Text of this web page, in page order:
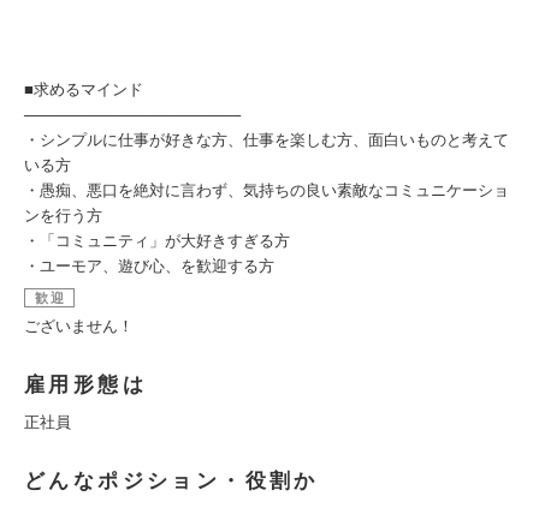
■求めるマインド
────────────────────
・シンプルに仕事が好きな方、仕事を楽しむ方、面白いものと考えて
いる方
・愚痴、悪口を絶対に言わず、気持ちの良い素敵なコミュニケーショ
ンを行う方
・「コミュニティ」が大好きすぎる方
・ユーモア、遊び心、を歓迎する方
歓迎
ございません！
雇用形態は
正社員
どんなポジション・役割か